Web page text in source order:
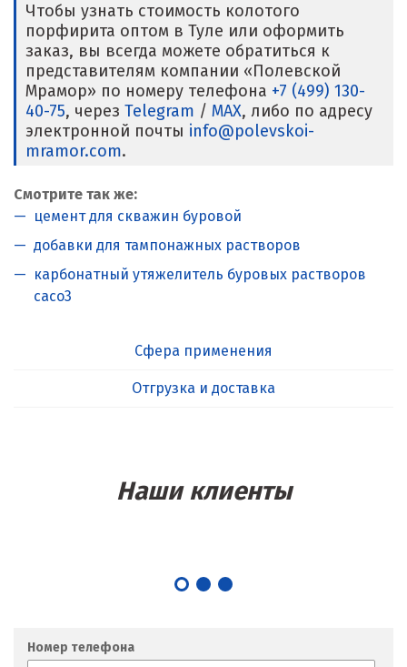
Чтобы узнать стоимость колотого
порфирита оптом в Туле или оформить
заказ, вы всегда можете обратиться к
представителям компании «Полевской
Мрамор» по номеру телефона +7 (499) 130-
40-75, через Telegram / MAX, либо по адресу
электронной почты info@polevskoi-
mramor.com.
Смотрите так же:
цемент для скважин буровой
добавки для тампонажных растворов
карбонатный утяжелитель буровых растворов
caco3
Сфера применения
Отгрузка и доставка
Наши клиенты
Номер телефона